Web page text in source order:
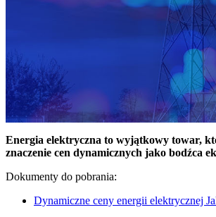
Energia elektryczna to wyjątkowy towar,
znaczenie cen dynamicznych jako bodźca
Dokumenty do pobrania:
Dynamiczne ceny energii elektrycznej